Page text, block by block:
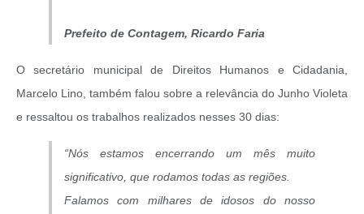
Prefeito de Contagem, Ricardo Faria
O secretário municipal de Direitos Humanos e Cidadania,
Marcelo Lino, também falou sobre a relevância do Junho Violeta
e ressaltou os trabalhos realizados nesses 30 dias:
“Nós estamos encerrando um mês muito
significativo, que rodamos todas as regiões.
Falamos com milhares de idosos do nosso